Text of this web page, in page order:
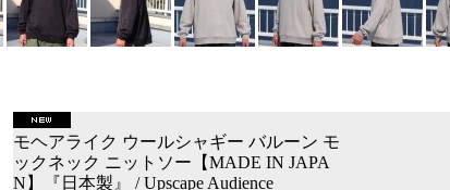
モヘアライク ウールシャギー バルーン モ
ックネック ニットソー【MADE IN JAPA
N】『日本製』 / Upscape Audience